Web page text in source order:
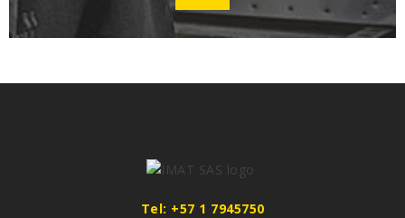
Tel: +57 1 7945750